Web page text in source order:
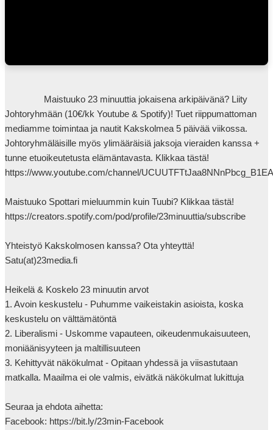
Johtoryhmään (10€/kk Youtube & Spotify)! Tuet riippumattoman
mediamme toimintaa ja nautit Kakskolmea 5 päivää viikossa.
Johtoryhmäläisille myös ylimääräisiä jaksoja vieraiden kanssa +
tunne etuoikeutetusta elämäntavasta. Klikkaa tästä!
https://www.youtube.com/channel/
Maistuuko Spottari mieluummin kuin Tuubi? Klikkaa tästä!
https://creators.spotify.com/pod/profile/23minuuttia/subscribe
Yhteistyö Kakskolmosen kanssa? Ota yhteyttä!
Satu(at)23media.fi
Heikelä & Koskelo 23 minuutin arvot
1. Avoin keskustelu - Puhumme vaikeistakin asioista, koska
keskustelu on välttämätöntä
2. Liberalismi - Uskomme vapauteen, oikeudenmukaisuuteen,
moniäänisyyteen ja maltillisuuteen
3. Kehittyvät näkökulmat - Opitaan yhdessä ja viisastutaan
matkalla. Maailma ei ole valmis, eivätkä näkökulmat lukittuja
Seuraa ja ehdota aihetta:
Facebook: https://bit.ly/23min-Facebook